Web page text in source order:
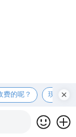
费的呢？ 现在有